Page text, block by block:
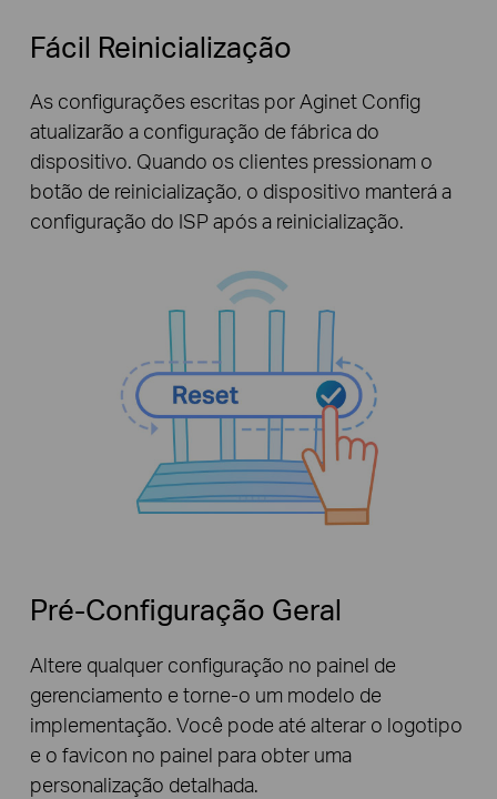
Fácil Reinicialização
As configurações escritas por Aginet Config
atualizarão a configuração de fábrica do
dispositivo. Quando os clientes pressionam o
botão de reinicialização, o dispositivo manterá a
configuração do ISP após a reinicialização.
Pré-Configuração Geral
Altere qualquer configuração no painel de
gerenciamento e torne-o um modelo de
implementação. Você pode até alterar o logotipo
e o favicon no painel para obter uma
personalização detalhada.